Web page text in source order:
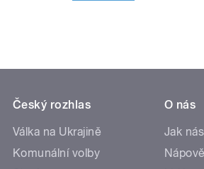
Český rozhlas
Válka na Ukrajině
Komunální volby
O nás
Jak